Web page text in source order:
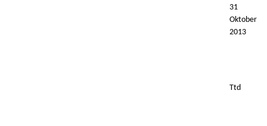
31
Oktober
2013
Ttd